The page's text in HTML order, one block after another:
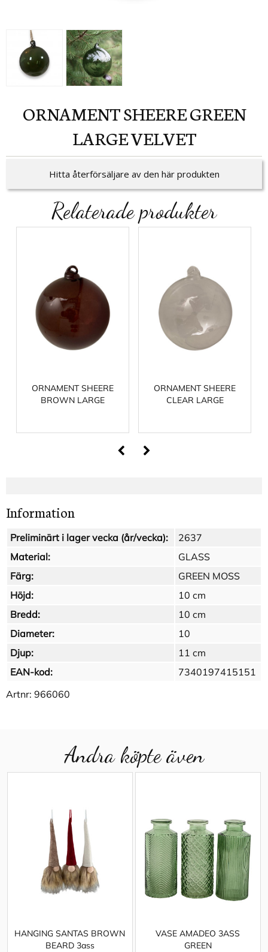
ORNAMENT SHEERE GREEN
LARGE VELVET
Hitta återförsäljare av den här produkten
Relaterade produkter
ORNAMENT SHEERE
BROWN LARGE
ORNAMENT SHEERE
CLEAR LARGE
Information
Preliminärt i lager vecka (år/vecka):
2637
Material:
GLASS
Färg:
GREEN MOSS
Höjd:
10 cm
Bredd:
10 cm
Diameter:
10
Djup:
11 cm
EAN-kod:
7340197415151
Artnr: 966060
Andra köpte även
HANGING SANTAS BROWN
BEARD 3ass
VASE AMADEO 3ASS
GREEN